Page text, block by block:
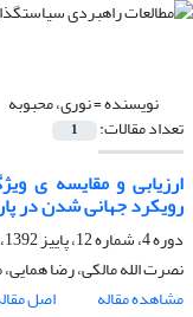
نویسنده =نوری، محبوبه
تعداد مقالات: 1
ارزیابی و مقایسه ی
رویکرد جهانی شدن در
دوره 4، شماره 12، پاییز 1392، صفحه
نصرت الله مالکی، رضا
مشاهده مقاله
اصل